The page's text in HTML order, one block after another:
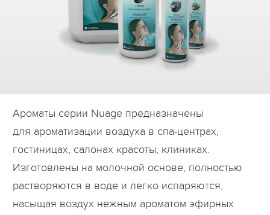
Ароматы серии Nuage предназначены
для ароматизации воздуха в спа-центрах,
гостиницах, салонах красоты, клиниках.
Изготовлены на молочной основе, полностью
растворяются в воде и легко испаряются,
насыщая воздух нежным ароматом эфирных